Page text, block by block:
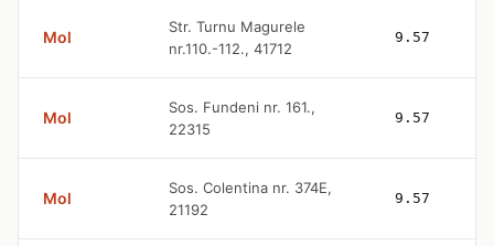
Mol
Str. Turnu Magurele
nr.110.-112., 41712
9.57
Mol
Sos. Fundeni nr. 161.,
22315
9.57
Mol
Sos. Colentina nr. 374E,
21192
9.57